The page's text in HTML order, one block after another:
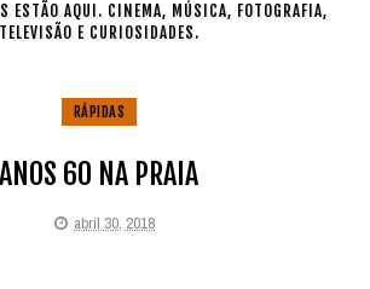
ESTÃO AQUI. CINEMA, MÚSICA, FOTOGRAFIA,
TELEVISÃO E CURIOSIDADES.
RÁPIDAS
ANOS 60 NA PRAIA
abril 30, 2018